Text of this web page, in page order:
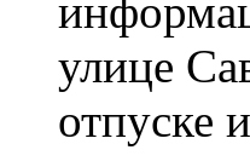
улице
отпуске